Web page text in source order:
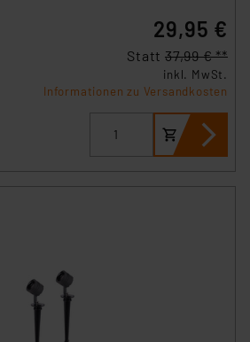
29,95 €
Statt 37,99 € **
inkl. MwSt.
Informationen zu Versandkosten